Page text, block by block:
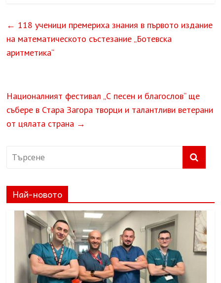
← 118 ученици премериха знания в първото издание
на математическото състезание „Ботевска
аритметика“
Националният фестивал „С песен и благослов“ ще
събере в Стара Загора творци и талантливи ветерани
от цялата страна →
Най-новото